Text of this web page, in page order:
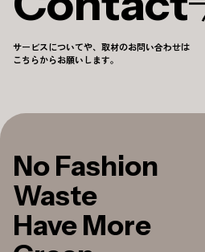
サービスについてや、取材のお問い合わせは
こちらからお願いします。
No Fashion
Waste
Have More